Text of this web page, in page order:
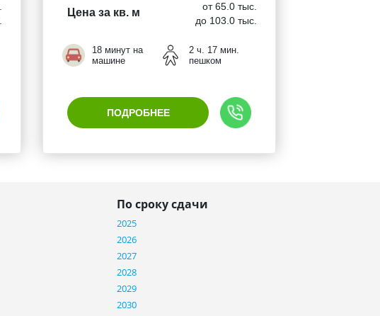
Цена за кв. м
от 65.0 тыс.
до 103.0 тыс.
18 минут на
машине
2 ч. 17 мин.
пешком
ПОДРОБНЕЕ
По сроку сдачи
2025
2026
2027
2028
2029
2030